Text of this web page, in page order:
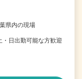
県内の現場
日出勤可能な方歓迎